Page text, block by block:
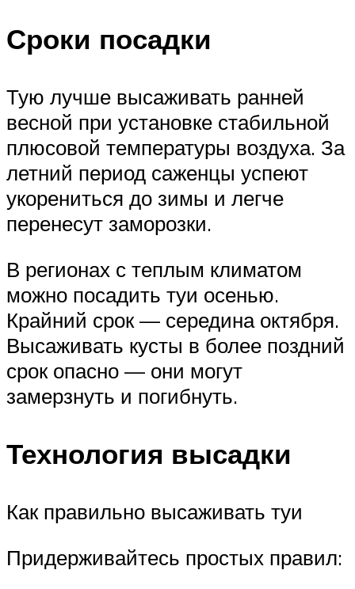
Сроки посадки
Тую лучше высаживать ранней
весной при установке стабильной
плюсовой температуры воздуха. За
летний период саженцы успеют
укорениться до зимы и легче
перенесут заморозки.
В регионах с теплым климатом
можно посадить туи осенью.
Крайний срок — середина октября.
Высаживать кусты в более поздний
срок опасно — они могут
замерзнуть и погибнуть.
Технология высадки
Как правильно высаживать туи
Придерживайтесь простых правил: